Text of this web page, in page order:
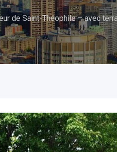
de Saint-Théophile – avec